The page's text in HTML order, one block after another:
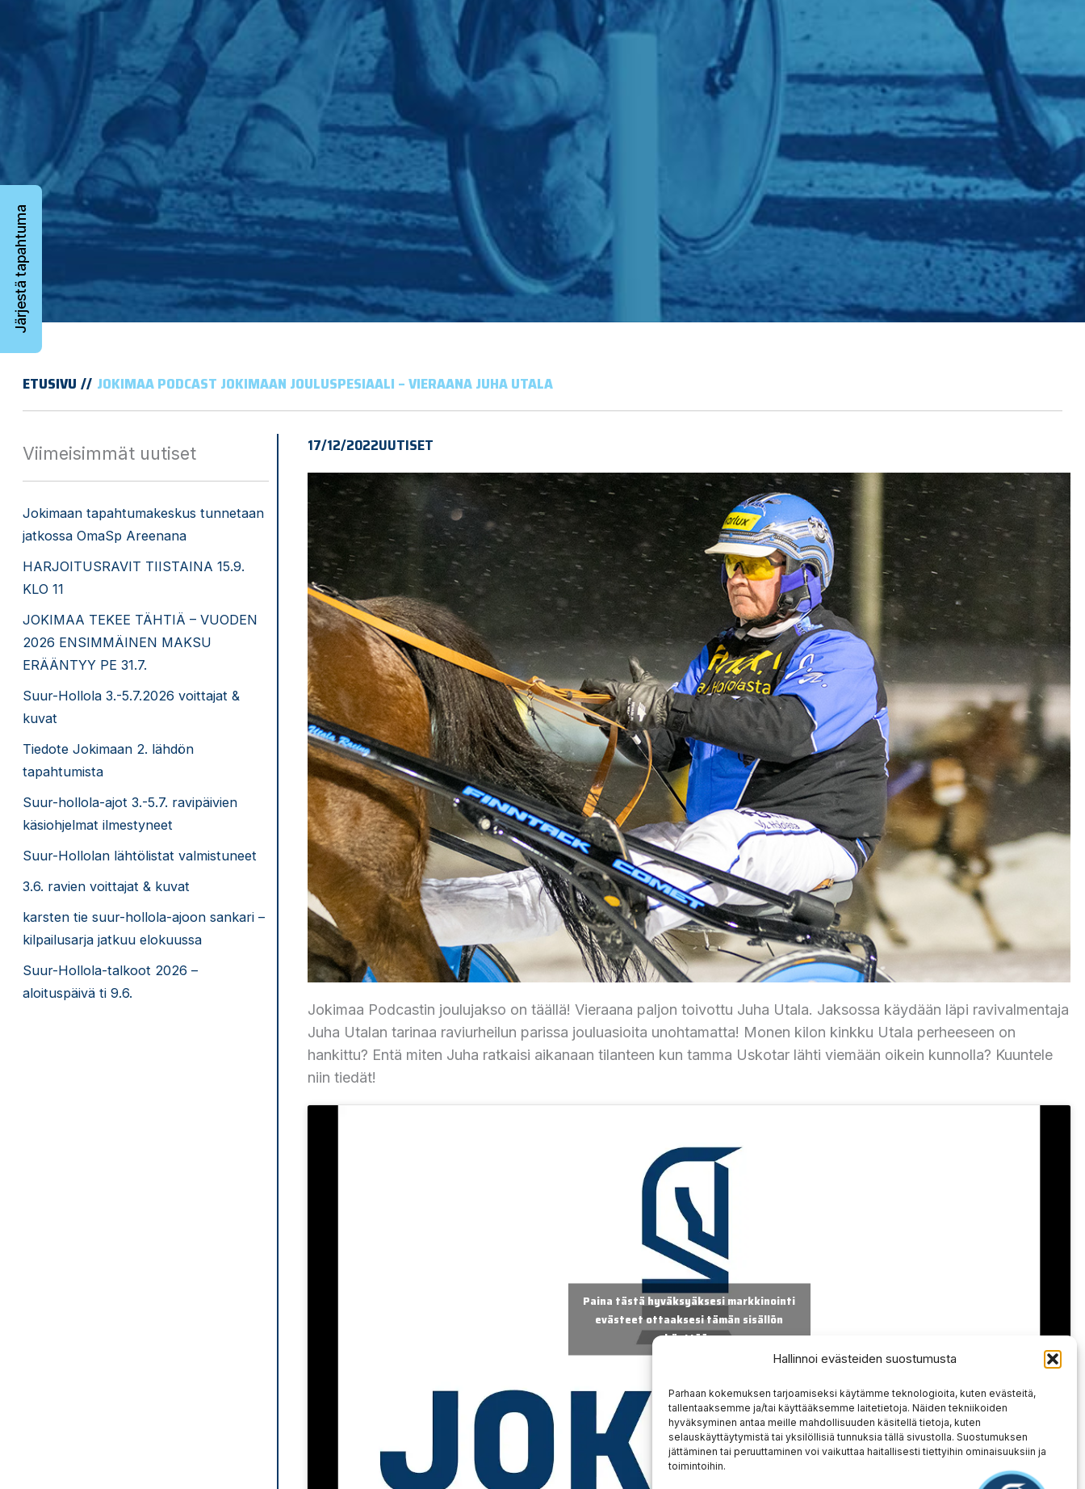
Hallinnoi evästeiden suostumusta
Parhaan kokemuksen tarjoamiseksi käytämme teknologioita, kuten evästeitä,
tallentaaksemme ja/tai käyttääksemme laitetietoja. Näiden tekniikoiden
hyväksyminen antaa meille mahdollisuuden käsitellä tietoja, kuten
selauskäyttäytymistä tai yksilöllisiä tunnuksia tällä sivustolla. Suostumuksen
jättäminen tai peruuttaminen voi vaikuttaa haitallisesti tiettyihin ominaisuuksiin ja
toimintoihin.
ETUSIVU JOKIMAA PODCAST JOKIMAAN JOULUSPESIAALI – VIERAANA JUHA UTALA
Viimeisimmät uutiset
Jokimaan tapahtumakeskus tunnetaan
jatkossa OmaSp Areenana
HARJOITUSRAVIT TIISTAINA 15.9.
KLO 11
JOKIMAA TEKEE TÄHTIÄ – VUODEN
2026 ENSIMMÄINEN MAKSU
ERÄÄNTYY PE 31.7.
Suur-Hollola 3.-5.7.2026 voittajat &
kuvat
Tiedote Jokimaan 2. lähdön
tapahtumista
Suur-hollola-ajot 3.-5.7. ravipäivien
käsiohjelmat ilmestyneet
Suur-Hollolan lähtölistat valmistuneet
3.6. ravien voittajat & kuvat
karsten tie suur-hollola-ajoon sankari –
kilpailusarja jatkuu elokuussa
Suur-Hollola-talkoot 2026 –
aloituspäivä ti 9.6.
17/12/2022UUTISET
Jokimaa Podcastin joulujakso on täällä! Vieraana paljon toivottu Juha Utala. Jaksossa käydään läpi ravivalmentaja
Juha Utalan tarinaa raviurheilun parissa jouluasioita unohtamatta! Monen kilon kinkku Utala perheeseen on
hankittu? Entä miten Juha ratkaisi aikanaan tilanteen kun tamma Uskotar lähti viemään oikein kunnolla? Kuuntele
niin tiedät!
Paina tästä hyväksyäksesi markkinointi
evästeet ottaaksesi tämän sisällön
käyttöön
Järjestä tapahtuma